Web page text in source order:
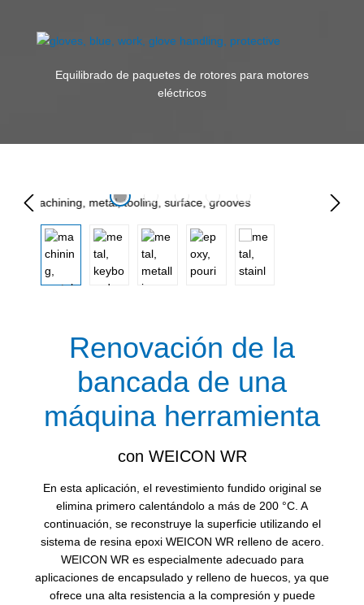
Equilibrado de paquetes de rotores para motores
eléctricos
Omitir galería de imágenes
Renovación de la
bancada de una
máquina herramienta
con WEICON WR
En esta aplicación, el revestimiento fundido original se
elimina primero calentándolo a más de 200 °C. A
continuación, se reconstruye la superficie utilizando el
sistema de resina epoxi WEICON WR relleno de acero.
WEICON WR es especialmente adecuado para
aplicaciones de encapsulado y relleno de huecos, ya que
ofrece una alta resistencia a la compresión y puede